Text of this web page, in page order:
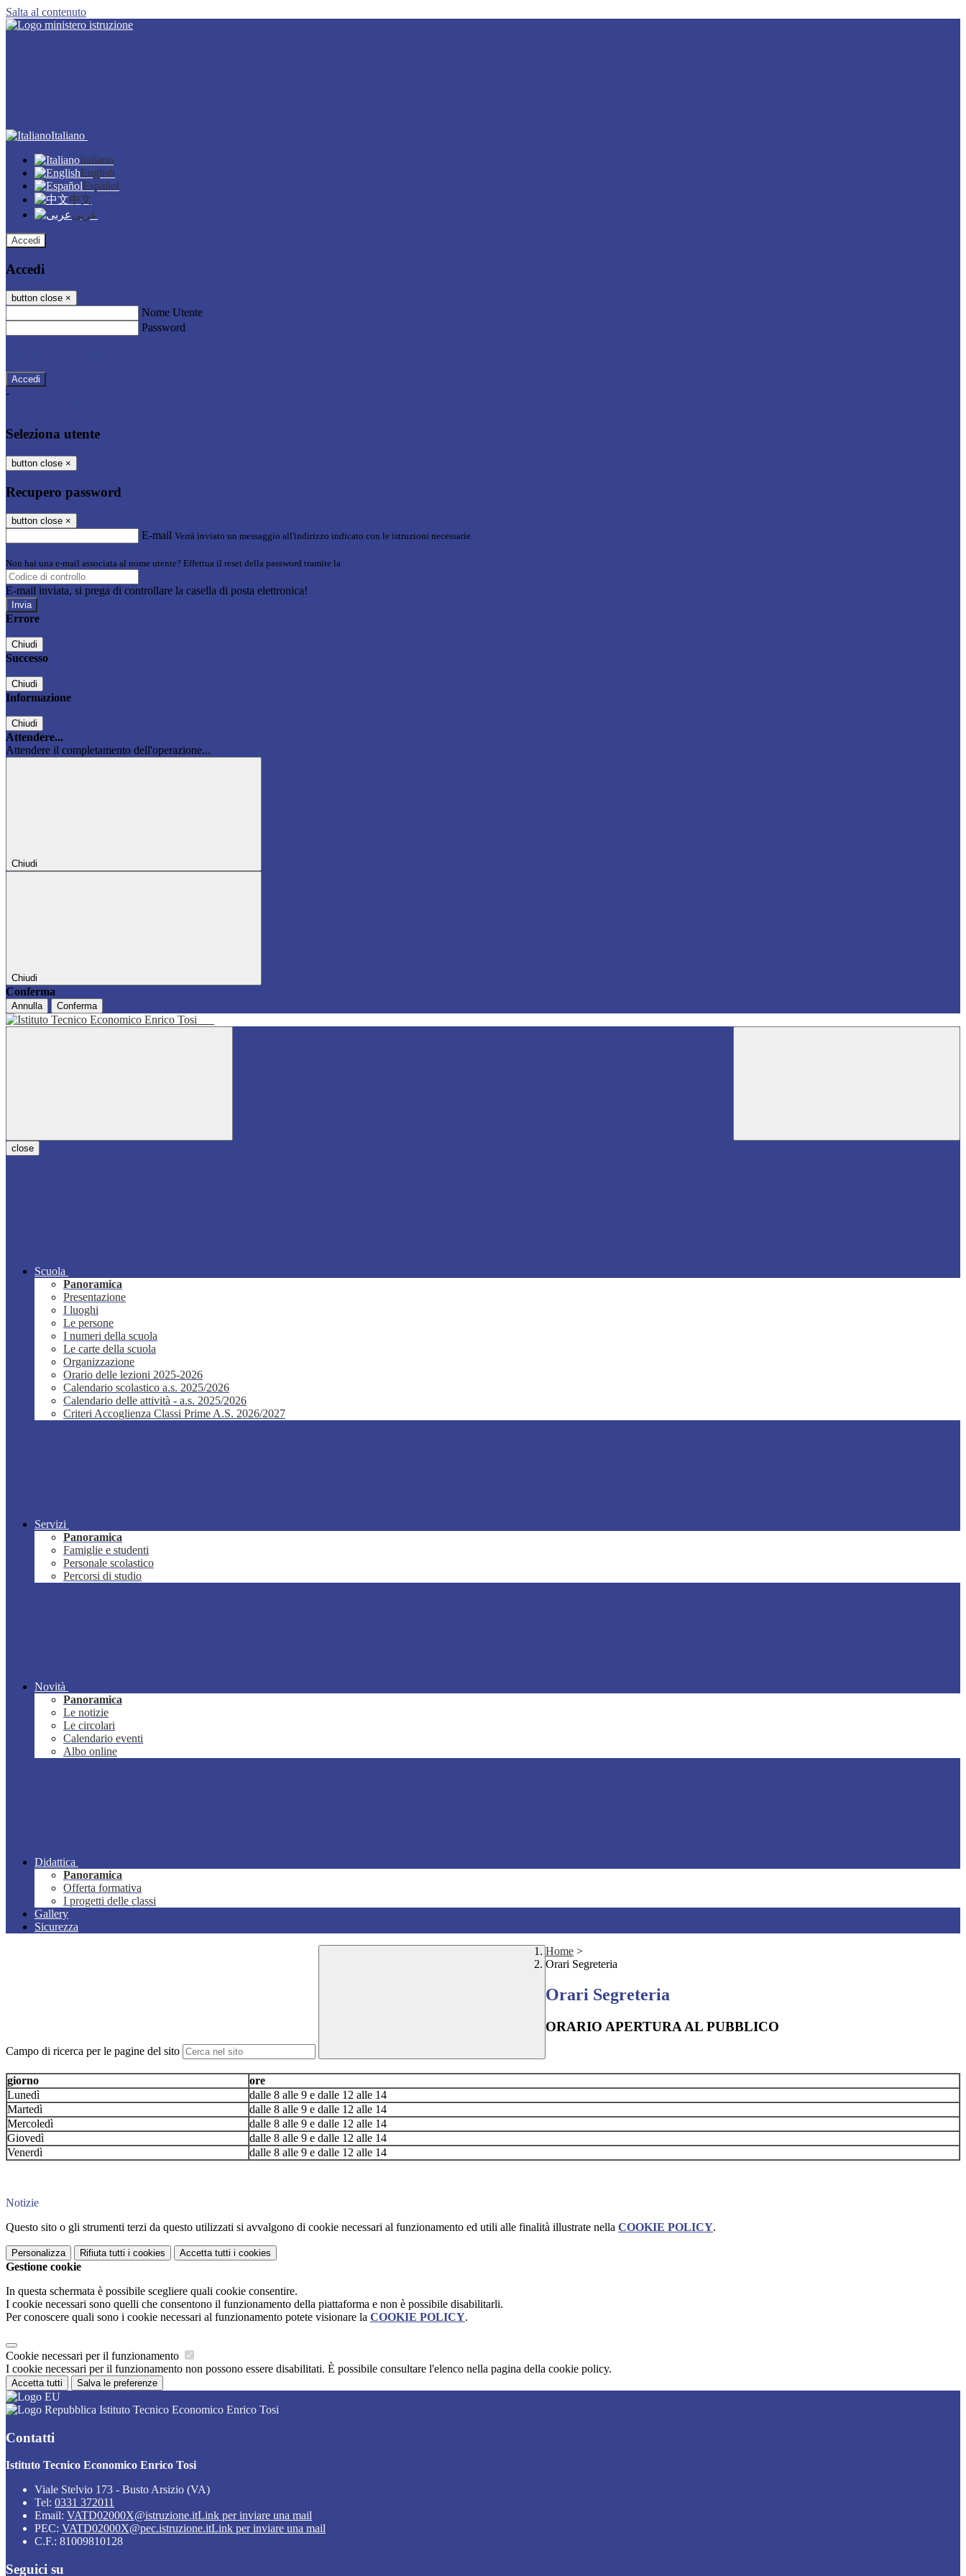
Salta al contenuto
Italiano
Italiano
English
Español
中文
عربى
Accedi
Accedi
button close ×
Nome Utente
Password
-
Seleziona utente
button close ×
Recupero password
button close ×
E-mail Verrà inviato un messaggio all'indirizzo indicato con le istruzioni necessarie.
Non hai una e-mail associata al nome utente? Effettua il reset della password tramite la
E-mail inviata, si prega di controllare la casella di posta elettronica!
Errore
Chiudi
Successo
Chiudi
Informazione
Chiudi
Attendere...
Attendere il completamento dell'operazione...
Chiudi
Chiudi
Conferma
Annulla Conferma
close
Scuola
Panoramica
Presentazione
I luoghi
Le persone
I numeri della scuola
Le carte della scuola
Organizzazione
Orario delle lezioni 2025-2026
Calendario scolastico a.s. 2025/2026
Calendario delle attività - a.s. 2025/2026
Criteri Accoglienza Classi Prime A.S. 2026/2027
Servizi
Panoramica
Famiglie e studenti
Personale scolastico
Percorsi di studio
Novità
Panoramica
Le notizie
Le circolari
Calendario eventi
Albo online
Didattica
Panoramica
Offerta formativa
I progetti delle classi
Gallery
Sicurezza
Campo di ricerca per le pagine del sito
Home >
Orari Segreteria
Orari Segreteria
ORARIO APERTURA AL PUBBLICO
giorno
ore
Lunedì
dalle 8 alle 9 e dalle 12 alle 14
Martedì
dalle 8 alle 9 e dalle 12 alle 14
Mercoledì
dalle 8 alle 9 e dalle 12 alle 14
Giovedì
dalle 8 alle 9 e dalle 12 alle 14
Venerdì
dalle 8 alle 9 e dalle 12 alle 14
Notizie
Questo sito o gli strumenti terzi da questo utilizzati si avvalgono di cookie necessari al funzionamento ed utili alle finalità illustrate nella COOKIE POLICY.
Personalizza Rifiuta tutti i cookies Accetta tutti i cookies
Gestione cookie
In questa schermata è possibile scegliere quali cookie consentire.
I cookie necessari sono quelli che consentono il funzionamento della piattaforma e non è possibile disabilitarli.
Per conoscere quali sono i cookie necessari al funzionamento potete visionare la COOKIE POLICY.
Cookie necessari per il funzionamento
I cookie necessari per il funzionamento non possono essere disabilitati. È possibile consultare l'elenco nella pagina della cookie policy.
Accetta tutti Salva le preferenze
Istituto Tecnico Economico Enrico Tosi
Contatti
Istituto Tecnico Economico Enrico Tosi
Viale Stelvio 173 - Busto Arsizio (VA)
Tel: 0331 372011
Email: VATD02000X@istruzione.itLink per inviare una mail
PEC: VATD02000X@pec.istruzione.itLink per inviare una mail
C.F.: 81009810128
Seguici su